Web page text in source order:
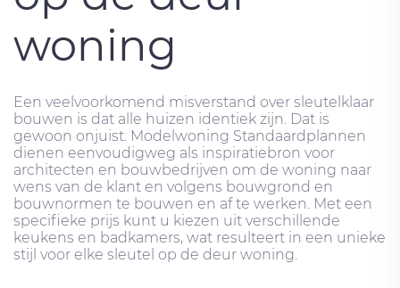
woning
Een veelvoorkomend misverstand over sleutelklaar
bouwen is dat alle huizen identiek zijn. Dat is
gewoon onjuist. Modelwoning Standaardplannen
dienen eenvoudigweg als inspiratiebron voor
architecten en bouwbedrijven om de woning naar
wens van de klant en volgens bouwgrond en
bouwnormen te bouwen en af ​​te werken. Met een
specifieke prijs kunt u kiezen uit verschillende
keukens en badkamers, wat resulteert in een unieke
stijl voor elke sleutel op de deur woning.